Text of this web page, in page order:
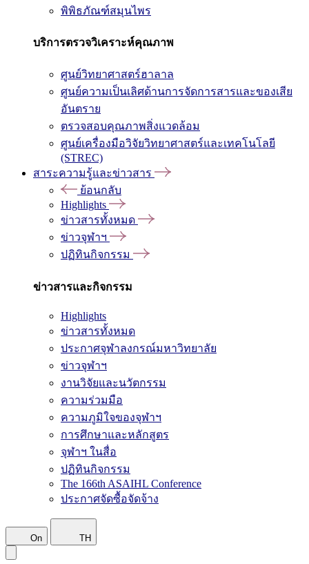
พิพิธภัณฑ์สมุนไพร
บริการตรวจวิเคราะห์คุณภาพ
ศูนย์วิทยาศาสตร์ฮาลาล
ศูนย์ความเป็นเลิศด้านการจัดการสารและของเสีย
อันตราย
ตรวจสอบคุณภาพสิ่งแวดล้อม
ศูนย์เครื่องมือวิจัยวิทยาศาสตร์และเทคโนโลยี
(STREC)
สาระความรู้และข่าวสาร
ย้อนกลับ
Highlights
ข่าวสารทั้งหมด
ข่าวจุฬาฯ
ปฏิทินกิจกรรม
ข่าวสารและกิจกรรม
Highlights
ข่าวสารทั้งหมด
ประกาศจุฬาลงกรณ์มหาวิทยาลัย
ข่าวจุฬาฯ
งานวิจัยและนวัตกรรม
ความร่วมมือ
ความภูมิใจของจุฬาฯ
การศึกษาและหลักสูตร
จุฬาฯ ในสื่อ
ปฏิทินกิจกรรม
The 166th ASAIHL Conference
ประกาศจัดซื้อจัดจ้าง
On TH